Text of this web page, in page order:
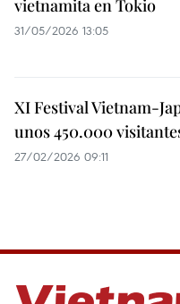
vietnamita en Tokio
31/05/2026 13:05
XI Festival Vietnam-
unos 450.000
27/02/2026 09:11